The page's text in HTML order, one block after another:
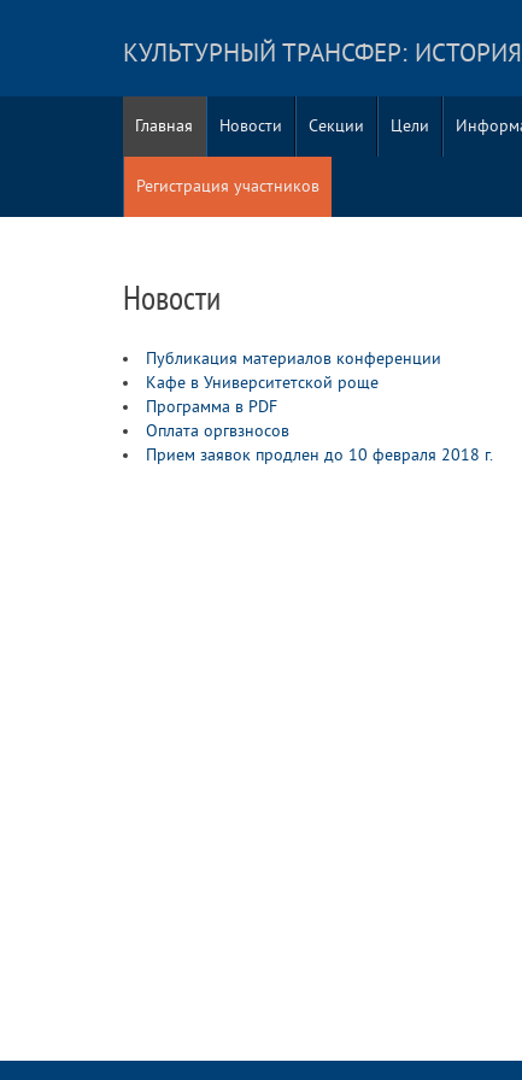
КУЛЬТУРНЫЙ ТРАНСФЕР:
Главная Новости Секции Цели
Регистрация участников
Новости
Публикация материалов конференции
Кафе в Университетской роще
Программа в PDF
Оплата оргвзносов
Прием заявок продлен до 10 февраля 2018 г.